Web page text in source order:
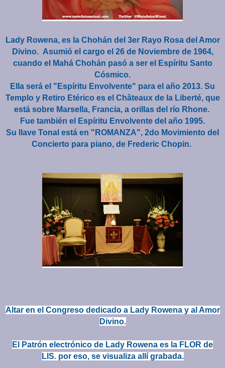
Lady Rowena, es la Chohán del 3er Rayo Rosa del Amor
Divino. Asumió el cargo el 26 de Noviembre de 1964,
cuando el Mahá Chohán pasó a ser el Espíritu Santo
Cósmico.
Ella será el "Espíritu Envolvente" para el año 2013. Su
Templo y Retiro Etérico es el Châteaux de la Liberté, que
está sobre Marsella, Francia, a orillas del río Rhone.
Fue también el Espíritu Envolvente del año 1995.
Su llave Tonal está en "ROMANZA", 2do Movimiento del
Concierto para piano, de Frederic Chopin.
Altar en el Congreso dedicado a Lady Rowena y al Amor
Divino.
El Patrón electrónico de Lady Rowena es la FLOR de
LIS. por eso, se visualiza allí grabada.